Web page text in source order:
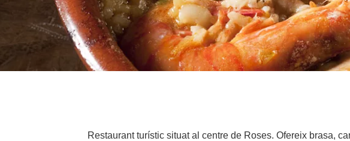
Restaurant turístic situat al centre de Roses. Ofereix brasa,